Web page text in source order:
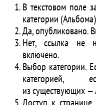
В текстовом поле
категории
Да, опубликовано.
Нет, ссылка не
включено.
Выбор категории.
категорией,
из существующих —